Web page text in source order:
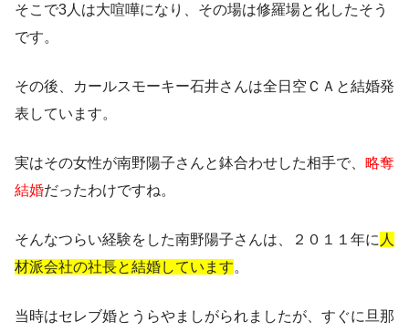
そこで3人は大喧嘩になり、その場は修羅場と化したそう
です。
その後、カールスモーキー石井さんは全日空ＣＡと結婚発
表しています。
実はその女性が南野陽子さんと鉢合わせした相手で、 略奪
結婚だったわけですね。
そんなつらい経験をした南野陽子さんは、２０１１年に 人
材派会社の社長と結婚しています。
当時はセレブ婚とうらやましがられましたが、すぐに旦那